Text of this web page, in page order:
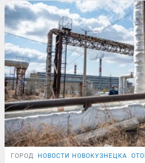
ГОРОД НОВОСТИ НОВОКУЗНЕЦКА